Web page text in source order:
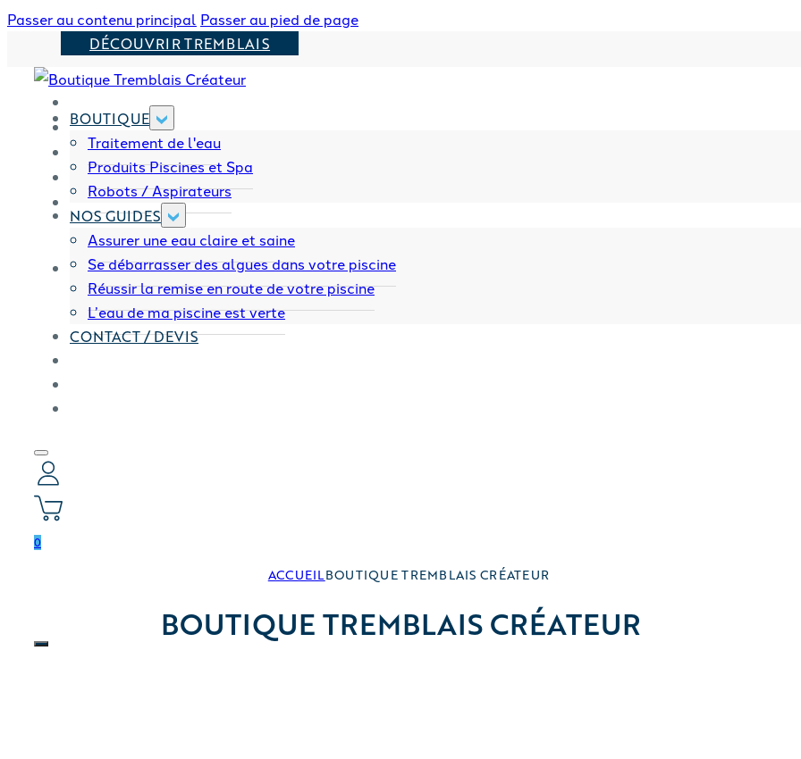
Passer au contenu principal Passer au pied de page
DÉCOUVRIR TREMBLAIS
BOUTIQUE
Traitement de l'eau
Produits Piscines et Spa
Robots / Aspirateurs
NOS GUIDES
Assurer une eau claire et saine
Se débarrasser des algues dans votre piscine
Réussir la remise en route de votre piscine
L’eau de ma piscine est verte
CONTACT / DEVIS
0
ACCUEILBOUTIQUE TREMBLAIS CRÉATEUR
BOUTIQUE TREMBLAIS CRÉATEUR